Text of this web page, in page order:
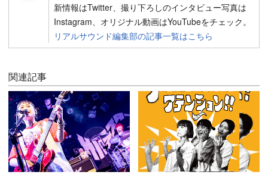
新情報はTwitter、撮り下ろしのインタビュー写真は
Instagram、オリジナル動画はYouTubeをチェック。
リアルサウンド編集部の記事一覧はこちら
関連記事